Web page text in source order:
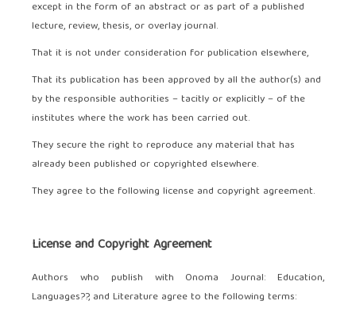
except in the form of an abstract or as part of a published
lecture, review, thesis, or overlay journal.
That it is not under consideration for publication elsewhere,
That its publication has been approved by all the author(s) and
by the responsible authorities – tacitly or explicitly – of the
institutes where the work has been carried out.
They secure the right to reproduce any material that has
already been published or copyrighted elsewhere.
They agree to the following license and copyright agreement.
License and Copyright Agreement
Authors who publish with Onoma Journal: Education,
Languages??, and Literature agree to the following terms: